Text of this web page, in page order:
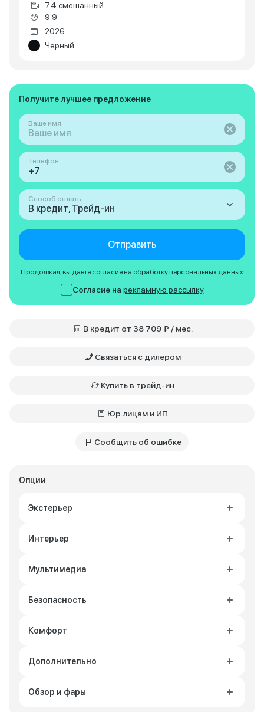
7.4 смешанный
9.9
2026
Черный
Опции
Экстерьер
Интерьер
Мультимедиа
Безопасность
Комфорт
Дополнительно
Обзор и фары
Получите лучшее предложение
Ваше имя
Телефон
Способ оплаты
В кредит, Трейд-ин
Отправить
Продолжая, вы даете согласие на обработку персональных данных
Согласие на рекламную рассылку
В кредит от 38 709 ₽ / мес.
Связаться с дилером
Купить в трейд-ин
Юр.лицам и ИП
Сообщить об ошибке